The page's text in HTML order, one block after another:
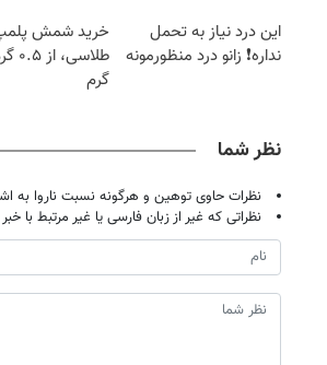
این درد نیاز به تحمل
نداره❗ زانو درد منظورمونه
خرید شمش
گرم
نظر شما
نظرات حاوی توهین و هرگونه نسبت ناروا
نظراتی که غیر از زبان فارسی یا غیر مرتبط با